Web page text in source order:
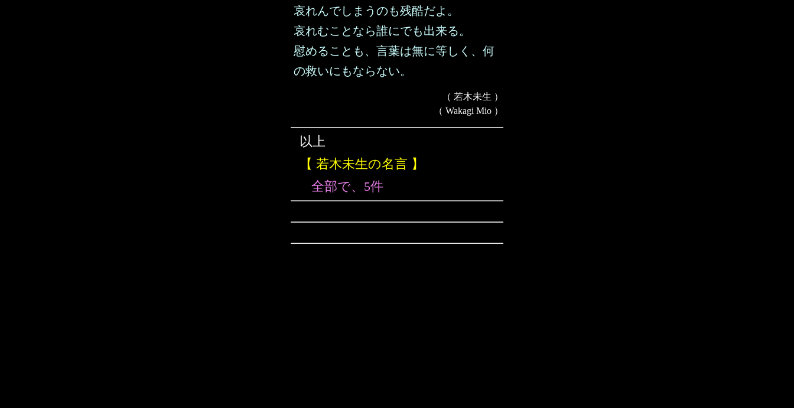
哀れんでしまうのも残酷だよ。
哀れむことなら誰にでも出来る。
慰めることも、言葉は無に等しく、何
の救いにもならない。
（ 若木未生 ）
（ Wakagi Mio ）
以上
【 若木未生の名言 】
全部で、5件